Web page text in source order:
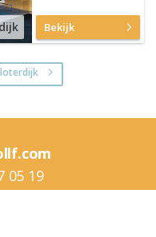
Bekijk
05 19